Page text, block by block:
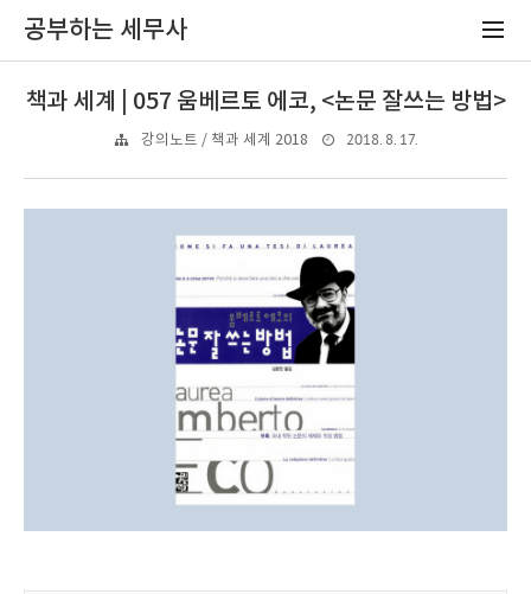
공부하는 세무사
책과 세계 | 057 움베르토 에코, <논문 잘쓰는 방법>
강의노트 / 책과 세계 2018 2018. 8. 17.